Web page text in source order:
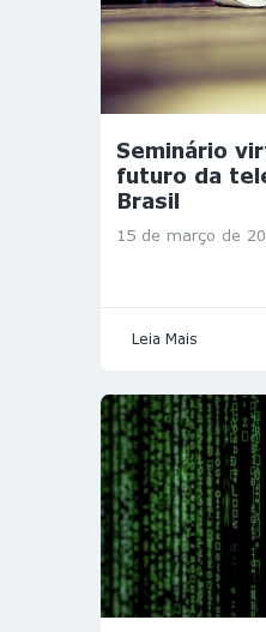
Seminário
futuro da
Brasil
15 de março de
Leia Mais